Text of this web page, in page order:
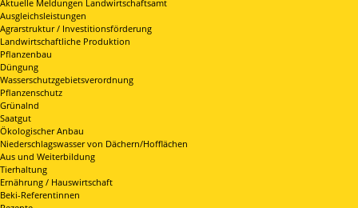
Aktuelle Meldungen Landwirtschaftsamt
Ausgleichsleistungen
Agrarstruktur / Investitionsförderung
Landwirtschaftliche Produktion
Pflanzenbau
Düngung
Wasserschutzgebietsverordnung
Pflanzenschutz
Grünalnd
Saatgut
Ökologischer Anbau
Niederschlagswasser von Dächern/Hofflächen
Aus und Weiterbildung
Tierhaltung
Ernährung / Hauswirtschaft
Beki-Referentinnen